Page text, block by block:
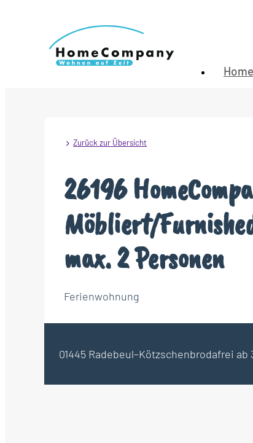
Home
Zurück zur Übersicht
26196
Möbliert/
max. 2 Personen
Ferienwohnung
01445 Radebeul–Kötzschenbrodafrei ab